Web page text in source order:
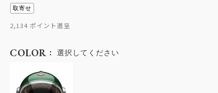
取寄せ
2,134
COLOR 選択してください